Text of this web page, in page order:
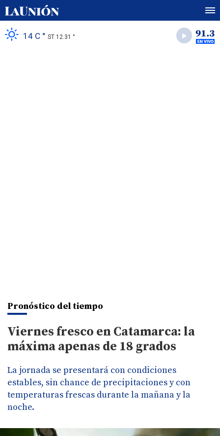
14 C ° ST 12.31 °
Pronóstico del tiempo
Viernes fresco en Catamarca: la
máxima apenas de 18 grados
La jornada se presentará con condiciones
estables, sin chance de precipitaciones y con
temperaturas frescas durante la mañana y la
noche.